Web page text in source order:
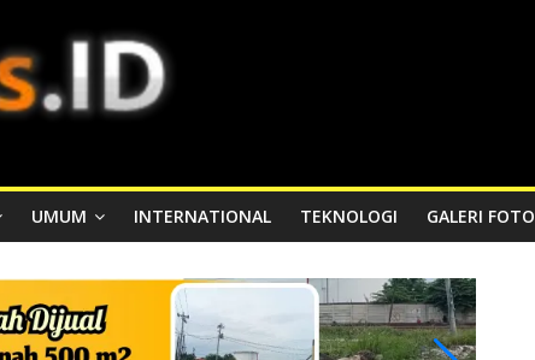
UMUM INTERNATIONAL TEKNOLOGI GALERI FOTO